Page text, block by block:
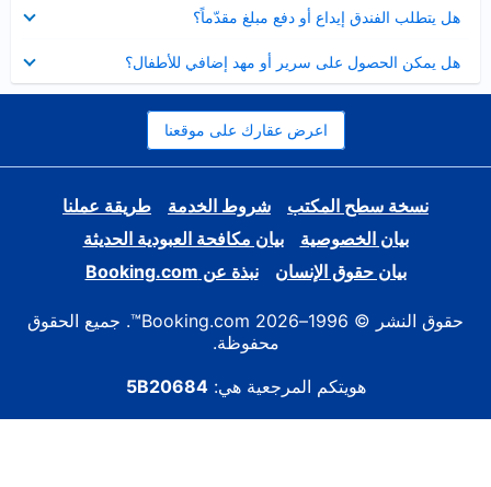
هل يتطلب الفندق إيداع أو دفع مبلغ مقدّماً؟
مصغر
هل يمكن الحصول على سرير أو مهد إضافي للأطفال؟
مصغر
اعرض عقارك على موقعنا
نسخة سطح المكتب شروط الخدمة
طريقة عملنا
بيان الخصوصية
بيان مكافحة العبودية الحديثة
بيان حقوق الإنسان
نبذة عن Booking.com
حقوق النشر © 1996–2026 Booking.com™. جميع الحقوق
محفوظة.
هويتكم المرجعية هي:5B20684